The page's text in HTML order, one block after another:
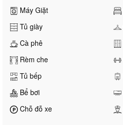
Máy Giặt
Tủ giày
Cà phê
Rèm che
Tủ bếp
Bể bơi
Chỗ đỗ xe